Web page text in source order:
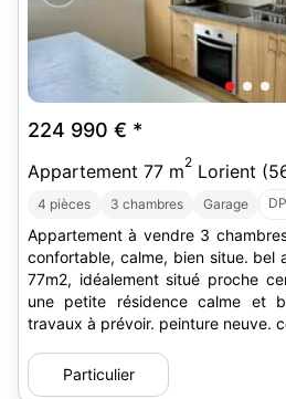
224 990 € *
Appartement 77 m2 Lorient
4 pièces 3 chambres Garage
Appartement à vendre 3
confortable, calme, bien situe. bel
77m2, idéalement situé proche
une petite résidence calme et bien
travaux à prévoir. peinture neuve.
Particulier